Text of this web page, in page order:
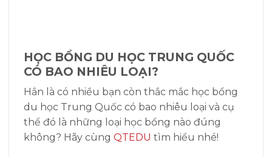
HỌC BỔNG DU HỌC TRUNG QUỐC
CÓ BAO NHIÊU LOẠI?
Hẳn là có nhiều bạn còn thắc mắc học bổng
du học Trung Quốc có bao nhiêu loại và cụ
thể đó là những loại học bổng nào đúng
không? Hãy cùng QTEDU tìm hiểu nhé!